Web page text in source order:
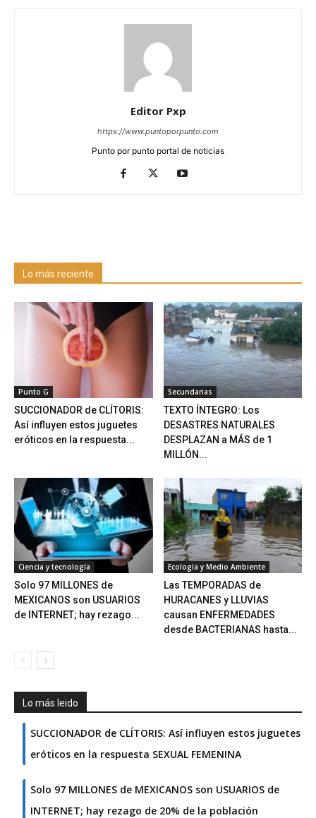
Editor Pxp
https://www.puntoporpunto.com
Punto por punto portal de noticias
Lo más reciente
Punto G
SUCCIONADOR de CLÍTORIS:
Así influyen estos juguetes
eróticos en la respuesta...
Secundarias
TEXTO ÍNTEGRO: Los
DESASTRES NATURALES
DESPLAZAN a MÁS de 1
MILLÓN...
Ciencia y tecnología
Solo 97 MILLONES de
MEXICANOS son USUARIOS
de INTERNET; hay rezago...
Ecología y Medio Ambiente
Las TEMPORADAS de
HURACANES y LLUVIAS
causan ENFERMEDADES
desde BACTERIANAS hasta...
Lo más leido
SUCCIONADOR de CLÍTORIS: Así influyen estos juguetes
eróticos en la respuesta SEXUAL FEMENINA
Solo 97 MILLONES de MEXICANOS son USUARIOS de
INTERNET; hay rezago de 20% de la población